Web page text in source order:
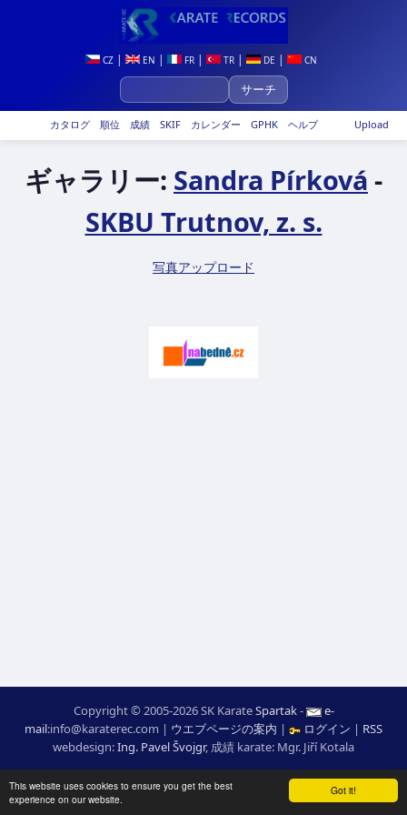
Got it!
This website uses cookies to ensure you get the best
experience on our website.
CZ| EN | FR| TR| DE | CN
Upload
カタログ 順位 成績 SKIF カレンダー GPHK ヘルプ
ギャラリー: Sandra Pírková -
SKBU Trutnov, z. s.
写真アップロード
Copyright © 2005-2026 SK KarateSpartak-
e-
mail:moc.ceretarak@ofni | ウエブページの案内 | ログイン | RSS
webdesign:Ing. Pavel Švojgr, 成績 karate: Mgr. Jiří Kotala